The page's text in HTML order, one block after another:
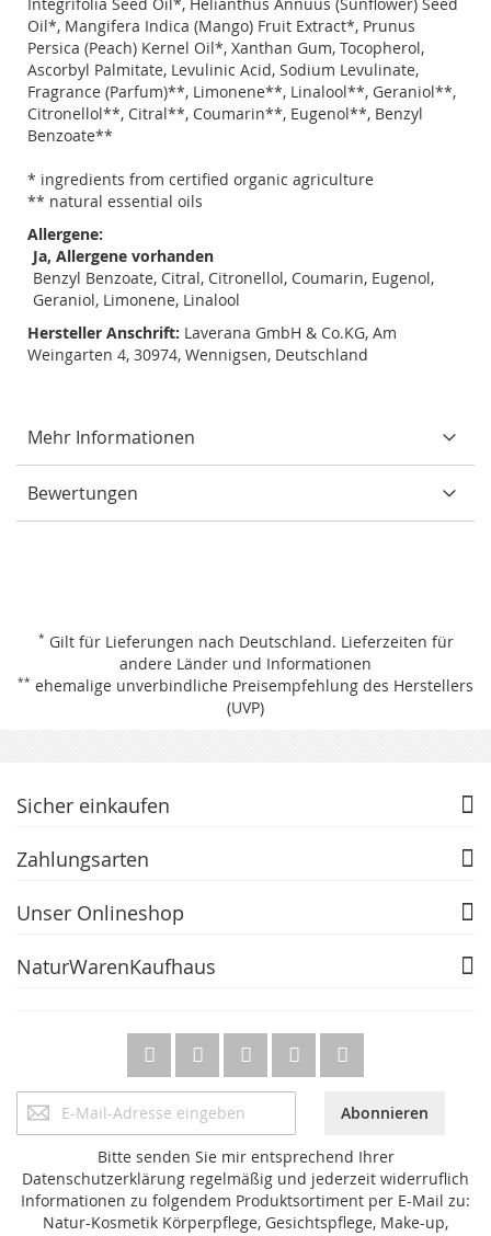
Oil*, Mangifera Indica (Mango) Fruit Extract*, Prunus
Persica (Peach) Kernel Oil*, Xanthan Gum, Tocopherol,
Ascorbyl Palmitate, Levulinic Acid, Sodium Levulinate,
Fragrance (Parfum)**, Limonene**, Linalool**, Geraniol**,
Citronellol**, Citral**, Coumarin**, Eugenol**, Benzyl
Benzoate**
* ingredients from certified organic agriculture
** natural essential oils
Allergene:
Ja, Allergene vorhanden
Benzyl Benzoate, Citral, Citronellol, Coumarin, Eugenol,
Geraniol, Limonene, Linalool
Hersteller Anschrift: Laverana GmbH & Co.KG, Am
Weingarten 4, 30974, Wennigsen, Deutschland
Mehr Informationen
Bewertungen
* Gilt für Lieferungen nach Deutschland. Lieferzeiten für
andere Länder und Informationen
** ehemalige unverbindliche Preisempfehlung des Herstellers
(UVP)
Sicher einkaufen
Zahlungsarten
Unser Onlineshop
NaturWarenKaufhaus
Anmeldung
zum
Abonnieren
Bitte senden Sie mir entsprechend Ihrer
Datenschutzerklärung regelmäßig und jederzeit widerruflich
Informationen zu folgendem Produktsortiment per E-Mail zu:
Natur-Kosmetik Körperpflege, Gesichtspflege, Make-up,